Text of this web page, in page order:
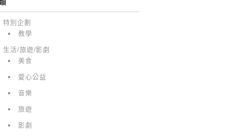
特別企劃
教學
生活/旅遊/影劇
美食
愛心公益
音樂
旅遊
影劇